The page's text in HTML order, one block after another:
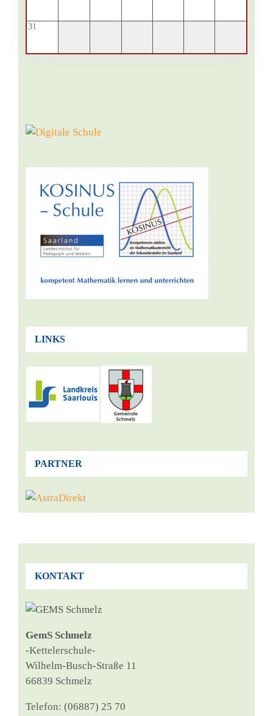
KONTAKT
GemS Schmelz
‑Ket­tel­er­schu­le-
Wil­helm-Busch-Stra­ße 11
66839 Schmelz
Tele­fon: (06887) 25 70
31
LINKS
PARTNER